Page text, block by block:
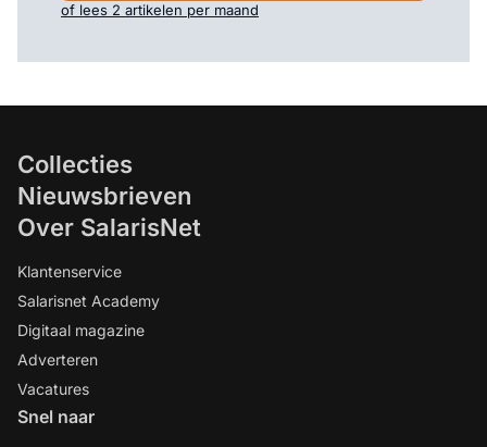
of lees 2 artikelen per maand
Collecties
Nieuwsbrieven
Over SalarisNet
Klantenservice
Salarisnet Academy
Digitaal magazine
Adverteren
Vacatures
Snel naar